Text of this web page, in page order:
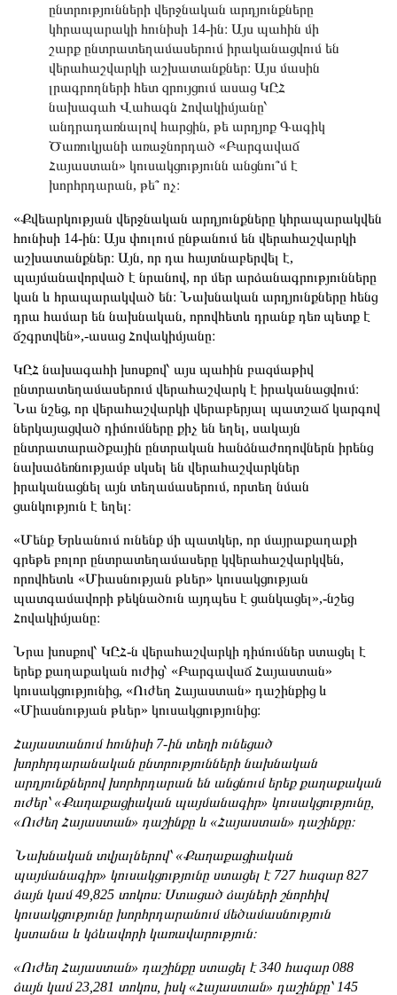
ընտրությունների վերջնական արդյունքները
կհրապարակի հունիսի 14-ին։ Այս պահին մի
շարք ընտրատեղամասերում իրականացվում են
վերահաշվարկի աշխատանքներ։ Այս մասին
լրագրողների հետ զրույցում ասաց ԿԸՀ
նախագահ Վահագն Հովակիմյանը՝
անդրադառնալով հարցին, թե արդյոք Գագիկ
Ծառուկյանի առաջնորդած «Բարգավաճ
Հայաստան» կուսակցությունն անցնու՞մ է
խորհրդարան, թե՞ ոչ։
«Քվեարկության վերջնական արդյունքները կհրապարակվեն
հունիսի 14-ին։ Այս փուլում ընթանում են վերահաշվարկի
աշխատանքներ։ Այն, որ դա հայտնաբերվել է,
պայմանավորված է նրանով, որ մեր արձանագրությունները
կան և հրապարակված են։ Նախնական արդյունքները հենց
դրա համար են նախնական, որովհետև դրանք դեռ պետք է
ճշգրտվեն»,-ասաց Հովակիմյանը։
ԿԸՀ նախագահի խոսքով՝ այս պահին բազմաթիվ
ընտրատեղամասերում վերահաշվարկ է իրականացվում։
Նա նշեց, որ վերահաշվարկի վերաբերյալ պատշաճ կարգով
ներկայացված դիմումները քիչ են եղել, սակայն
ընտրատարածքային ընտրական հանձնաժողովներն իրենց
նախաձեռնությամբ սկսել են վերահաշվարկներ
իրականացնել այն տեղամասերում, որտեղ նման
ցանկություն է եղել։
«Մենք Երևանում ունենք մի պատկեր, որ մայրաքաղաքի
գրեթե բոլոր ընտրատեղամասերը կվերահաշվարկվեն,
որովհետև «Միասնության թևեր» կուսակցության
պատգամավորի թեկնածուն այդպես է ցանկացել»,-նշեց
Հովակիմյանը։
Նրա խոսքով՝ ԿԸՀ-ն վերահաշվարկի դիմումներ ստացել է
երեք քաղաքական ուժից՝ «Բարգավաճ Հայաստան»
կուսակցությունից, «Ուժեղ Հայաստան» դաշինքից և
«Միասնության թևեր» կուսակցությունից։
Հայաստանում հունիսի 7-ին տեղի ունեցած
խորհրդարանական ընտրությունների նախնական
արդյունքներով խորհրդարան են անցնում երեք քաղաքական
ուժեր՝ «Քաղաքացիական պայմանագիր» կուսակցությունը,
«Ուժեղ Հայաստան» դաշինքը և «Հայաստան» դաշինքը։
Նախնական տվյալներով՝ «Քաղաքացիական
պայմանագիր» կուսակցությունը ստացել է 727 հազար 827
ձայն կամ 49,825 տոկոս։ Ստացած ձայների շնորհիվ
կուսակցությունը խորհրդարանում մեծամասնություն
կստանա և կձևավորի կառավարություն։
«Ուժեղ Հայաստան» դաշինքը ստացել է 340 հազար 088
ձայն կամ 23,281 տոկոս, իսկ «Հայաստան» դաշինքը՝ 145